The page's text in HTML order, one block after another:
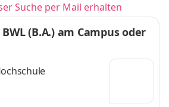
Suche per Mail erhalten
(B.A.) am Campus oder